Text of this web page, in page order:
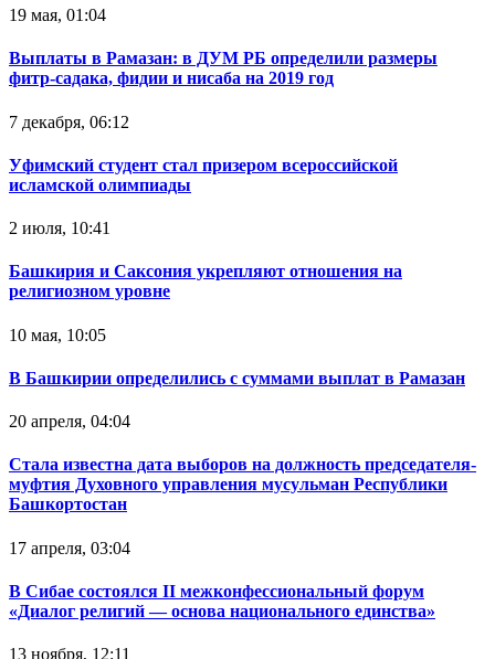
19 мая, 01:04
Выплаты в Рамазан: в ДУМ РБ определили размеры
фитр-садака, фидии и нисаба на 2019 год
7 декабря, 06:12
Уфимский студент стал призером всероссийской
исламской олимпиады
2 июля, 10:41
Башкирия и Саксония укрепляют отношения на
религиозном уровне
10 мая, 10:05
В Башкирии определились с суммами выплат в Рамазан
20 апреля, 04:04
Стала известна дата выборов на должность председателя-
муфтия Духовного управления мусульман Республики
Башкортостан
17 апреля, 03:04
В Сибае состоялся II межконфессиональный форум
«Диалог религий — основа национального единства»
13 ноября, 12:11